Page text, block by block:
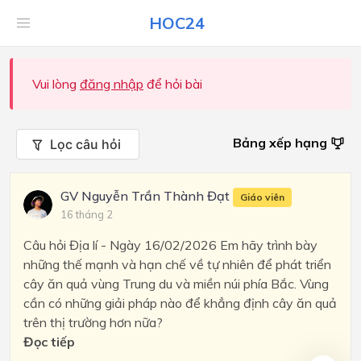
HOC24
Vui lòng đăng nhập để hỏi bài
Lọc câu hỏi Bảng xếp hạng
GV Nguyễn Trần Thành Đạt Giáo viên
16 tháng 2
Câu hỏi Địa lí - Ngày 16/02/2026 Em hãy trình bày
những thế mạnh và hạn chế về tự nhiên để phát triển
cây ăn quả vùng Trung du và miền núi phía Bắc. Vùng
cần có những giải pháp nào để khẳng định cây ăn quả
trên thị trường hơn nữa?
Đọc tiếp